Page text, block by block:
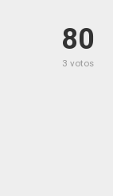
80
3 votos